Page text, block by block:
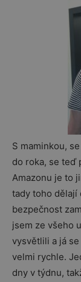
S maminkou,
do roka, se teď
Amazonu je to
tady toho dělají
bezpečnost
jsem ze všeho
vysvětlili a já
velmi rychle.
dny v týdnu,